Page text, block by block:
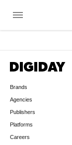
menu
Brands
Agencies
Publishers
Platforms
Careers